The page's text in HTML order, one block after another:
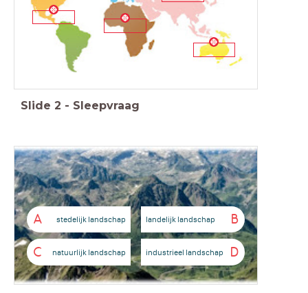
Slide 2 - Sleepvraag
A stedelijk landschap B
landelijk landschap
C natuurlijk landschap D
industrieel landschap